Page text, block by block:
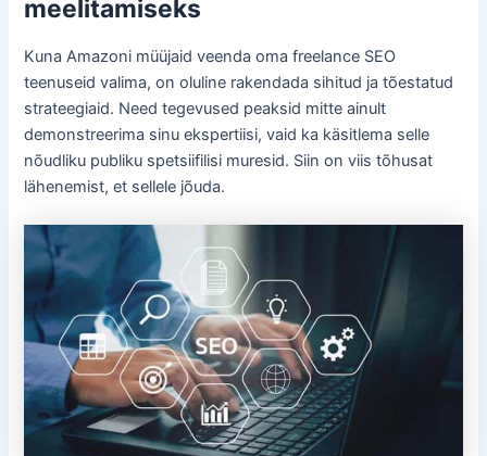
meelitamiseks
Kuna Amazoni müüjaid veenda oma freelance SEO
teenuseid valima, on oluline rakendada sihitud ja tõestatud
strateegiaid. Need tegevused peaksid mitte ainult
demonstreerima sinu ekspertiisi, vaid ka käsitlema selle
nõudliku publiku spetsiifilisi muresid. Siin on viis tõhusat
lähenemist, et sellele jõuda.